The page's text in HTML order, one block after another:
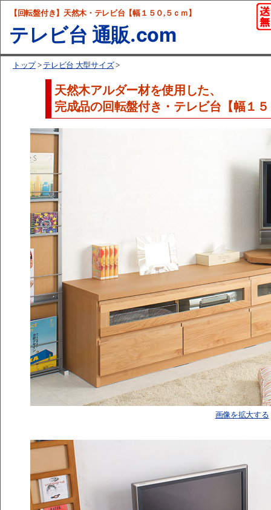
【回転盤付き】天然木・テレビ台【幅１５０,５ｃｍ】
テレビ台 通販.com
トップ> テレビ台 大型サイズ>
天然木アルダー材を使用した、
完成品の回転盤付き・テレビ台【幅１
画像を拡大する